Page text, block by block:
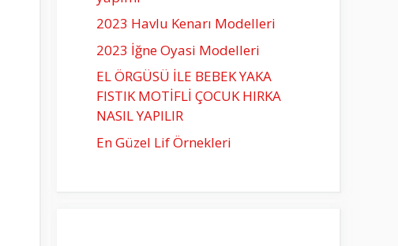
2023 Havlu Kenarı Modelleri
2023 İğne Oyasi Modelleri
EL ÖRGÜSÜ İLE BEBEK YAKA
FISTIK MOTİFLİ ÇOCUK HIRKA
NASIL YAPILIR
En Güzel Lif Örnekleri